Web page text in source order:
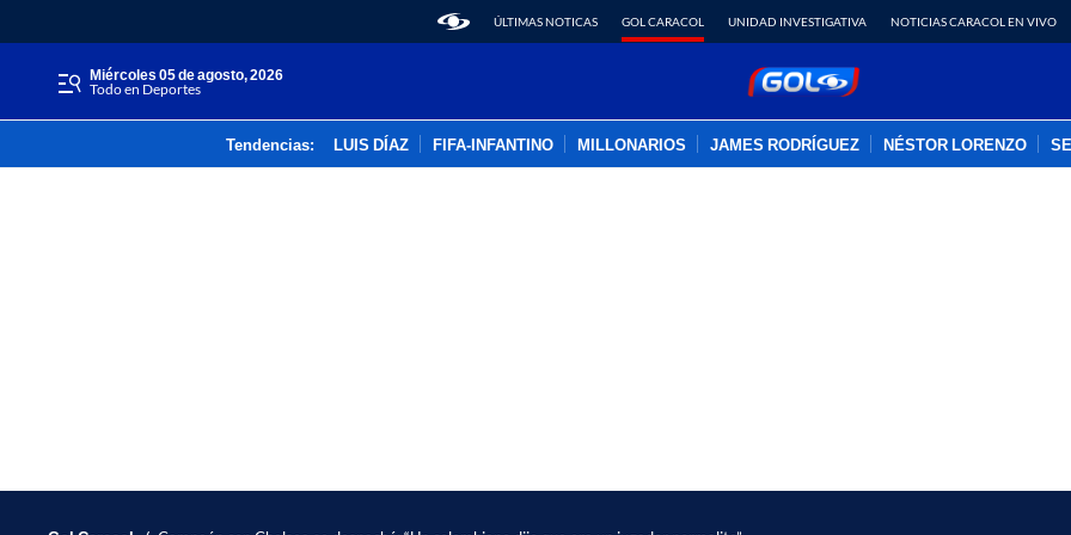
ÚLTIMAS NOTICAS GOL CARACOL UNIDAD INVESTIGATIVA NOTICIAS CARACOL EN VIVO
miércoles 05 de agosto, 2026
Todo en Deportes
Tendencias: LUIS DÍAZ FIFA-INFANTINO MILLONARIOS JAMES RODRÍGUEZ NÉSTOR LORENZO